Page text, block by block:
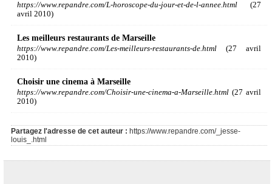
https://www.repandre.com/L-horoscope-du-jour-et-de-l-annee.html (27
avril 2010)
Les meilleurs restaurants de Marseille
https://www.repandre.com/Les-meilleurs-restaurants-de.html (27 avril
2010)
Choisir une cinema à Marseille
https://www.repandre.com/Choisir-une-cinema-a-Marseille.html (27 avril
2010)
Partagez l'adresse de cet auteur : https://www.repandre.com/_jesse-
louis_.html